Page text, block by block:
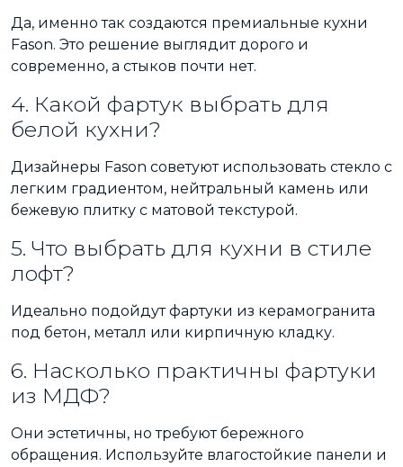
Да, именно так создаются премиальные кухни
Fason. Это решение выглядит дорого и
современно, а стыков почти нет.
4. Какой фартук выбрать для
белой кухни?
Дизайнеры Fason советуют использовать стекло с
легким градиентом, нейтральный камень или
бежевую плитку с матовой текстурой.
5. Что выбрать для кухни в стиле
лофт?
Идеально подойдут фартуки из керамогранита
под бетон, металл или кирпичную кладку.
6. Насколько практичны фартуки
из МДФ?
Они эстетичны, но требуют бережного
обращения. Используйте влагостойкие панели и